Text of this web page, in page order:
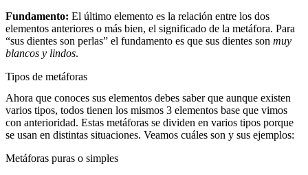
Fundamento: El último elemento es la relación entre los dos
elementos anteriores o más bien, el significado de la metáfora. Para
“sus dientes son perlas” el fundamento es que sus dientes son muy
blancos y lindos.
Tipos de metáforas
Ahora que conoces sus elementos debes saber que aunque existen
varios tipos, todos tienen los mismos 3 elementos base que vimos
con anterioridad. Estas metáforas se dividen en varios tipos porque
se usan en distintas situaciones. Veamos cuáles son y sus ejemplos:
Metáforas puras o simples